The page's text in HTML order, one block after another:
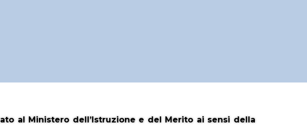
al Ministero dell’Istruzione e del Merito ai sensi della